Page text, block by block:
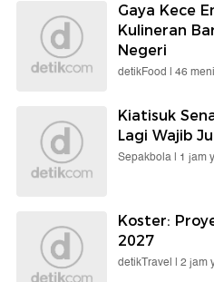
Gaya Kece
Kulineran
Negeri
detikFood | 46
Kiatisuk
Lagi Wajib
Sepakbola | 1 jam
Koster:
2027
detikTravel | 2 jam